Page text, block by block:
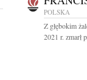
POLSKA
Z głębokim
2021 r. zmarł